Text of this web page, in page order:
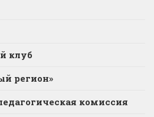
клуб
регион»
комиссия